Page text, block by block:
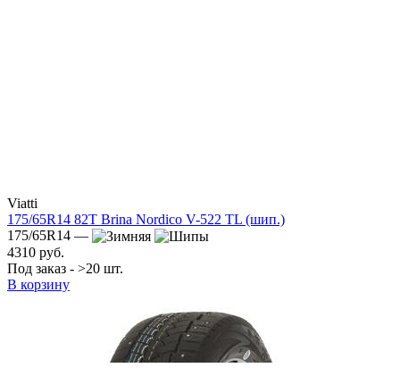
Viatti
175/65R14 82T Brina Nordico V-522 TL (шип.)
175/65R14 —
4310 руб.
Под заказ - >20 шт.
В корзину